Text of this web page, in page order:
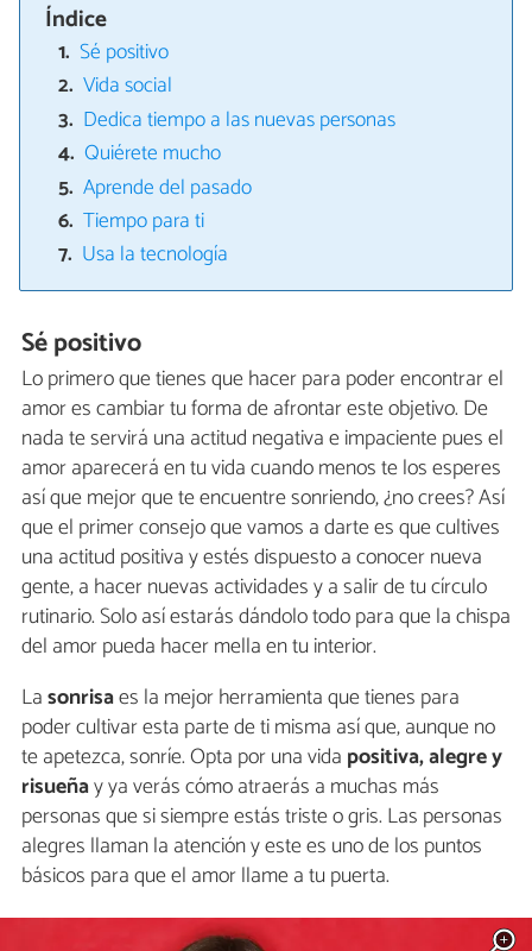
Índice
Sé positivo
Vida social
Dedica tiempo a las nuevas personas
Quiérete mucho
Aprende del pasado
Tiempo para ti
Usa la tecnología
Sé positivo
Lo primero que tienes que hacer para poder encontrar el
amor es cambiar tu forma de afrontar este objetivo. De
nada te servirá una actitud negativa e impaciente pues el
amor aparecerá en tu vida cuando menos te los esperes
así que mejor que te encuentre sonriendo, ¿no crees? Así
que el primer consejo que vamos a darte es que cultives
una actitud positiva y estés dispuesto a conocer nueva
gente, a hacer nuevas actividades y a salir de tu círculo
rutinario. Solo así estarás dándolo todo para que la chispa
del amor pueda hacer mella en tu interior.
Lasonrisaes la mejor herramienta que tienes para
poder cultivar esta parte de ti misma así que, aunque no
te apetezca, sonríe. Opta por una vida positiva, alegre y
risueñay ya verás cómo atraerás a muchas más
personas que si siempre estás triste o gris. Las personas
alegres llaman la atención y este es uno de los puntos
básicos para que el amor llame a tu puerta.